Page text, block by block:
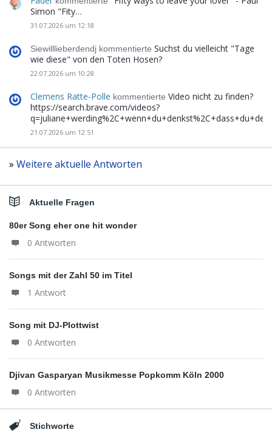
Simon "Fity…
31.07.2026 um 12:18
Siewilllieberdendj kommentierte Suchst du vielleicht "Tage
wie diese" von den Toten Hosen?
22.07.2026 um 10:28
Clemens Ratte-Polle kommentierte Video nicht zu finden?
https://search.brave.com/videos?
21.07.2026 um 12:51
» Weitere aktuelle Antworten
Aktuelle Fragen
80er Song eher one hit wonder
0 Antworten
Songs mit der Zahl 50 im Titel
1 Antwort
Song mit DJ-Plottwist
0 Antworten
Djivan Gasparyan Musikmesse Popkomm Köln 2000
0 Antworten
Stichworte